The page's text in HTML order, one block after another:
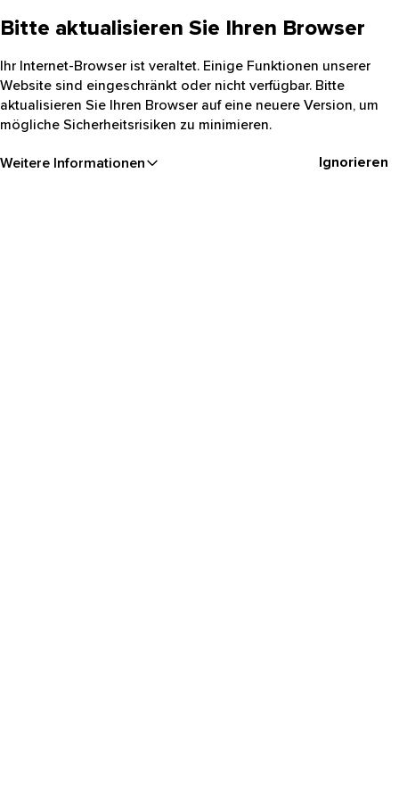
Bitte aktualisieren Sie Ihren Browser
Ihr Internet-Browser ist veraltet. Einige Funktionen unserer
Website sind eingeschränkt oder nicht verfügbar. Bitte
aktualisieren Sie Ihren Browser auf eine neuere Version, um
mögliche Sicherheitsrisiken zu minimieren.
Weitere Informationen Ignorieren